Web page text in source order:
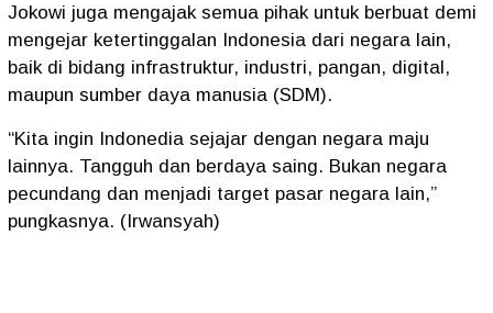
Jokowi juga mengajak semua pihak untuk berbuat demi
mengejar ketertinggalan Indonesia dari negara lain,
baik di bidang infrastruktur, industri, pangan, digital,
maupun sumber daya manusia (SDM).
“Kita ingin Indonedia sejajar dengan negara maju
lainnya. Tangguh dan berdaya saing. Bukan negara
pecundang dan menjadi target pasar negara lain,”
pungkasnya. (Irwansyah)